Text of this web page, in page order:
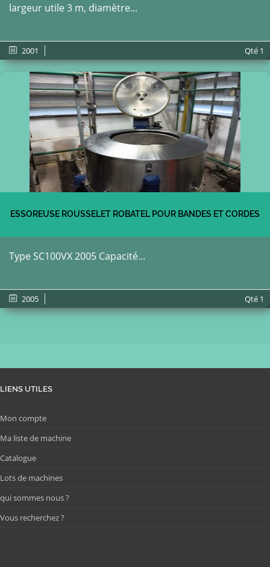
largeur utile 3 m, diamètre...
2001 Qté 1
ESSOREUSE ROUSSELET ROBATEL POUR BANDES ET CORDES
Type SC100VX 2005 Capacité...
2005 Qté 1
LIENS UTILES
Mon compte
Ma liste de machine
Catalogue
Lots de machines
qui sommes nous ?
Vous recherchez ?